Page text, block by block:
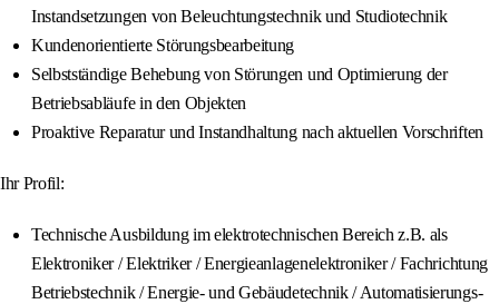
Instandsetzungen von Beleuchtungstechnik und Studiotechnik
Kundenorientierte Störungsbearbeitung
Selbstständige Behebung von Störungen und Optimierung der
Betriebsabläufe in den Objekten
Proaktive Reparatur und Instandhaltung nach aktuellen Vorschriften
Ihr Profil:
Technische Ausbildung im elektrotechnischen Bereich z.B. als
Elektroniker / Elektriker / Energieanlagenelektroniker / Fachrichtung
Betriebstechnik / Energie- und Gebäudetechnik / Automatisierungs-